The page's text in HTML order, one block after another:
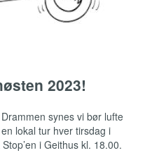
2023!
synes vi bør lufte
lokal tur hver tirsdag i
i Geithus kl. 18.00.